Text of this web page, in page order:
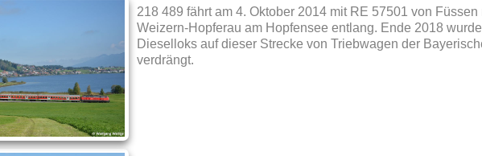
218 489 fährt am 4. Oktober 2014 mit RE 57501 von
Weizern-Hopferau am Hopfensee entlang. Ende 2018
Dieselloks auf dieser Strecke von Triebwagen der
verdrängt.